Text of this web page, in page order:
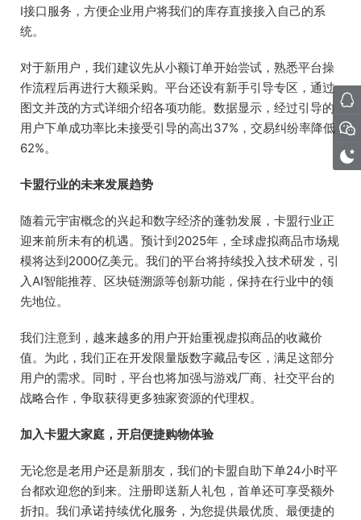
I接口服务，方便企业用户将我们的库存直接接入自己的系
统。
对于新用户，我们建议先从小额订单开始尝试，熟悉平台操
作流程后再进行大额采购。平台还设有新手引导专区，通过
图文并茂的方式详细介绍各项功能。数据显示，经过引导的
用户下单成功率比未接受引导的高出37%，交易纠纷率降低
62%。
卡盟行业的未来发展趋势
随着元宇宙概念的兴起和数字经济的蓬勃发展，卡盟行业正
迎来前所未有的机遇。预计到2025年，全球虚拟商品市场规
模将达到2000亿美元。我们的平台将持续投入技术研发，引
入AI智能推荐、区块链溯源等创新功能，保持在行业中的领
先地位。
我们注意到，越来越多的用户开始重视虚拟商品的收藏价
值。为此，我们正在开发限量版数字藏品专区，满足这部分
用户的需求。同时，平台也将加强与游戏厂商、社交平台的
战略合作，争取获得更多独家资源的代理权。
加入卡盟大家庭，开启便捷购物体验
无论您是老用户还是新朋友，我们的卡盟自助下单24小时平
台都欢迎您的到来。注册即送新人礼包，首单还可享受额外
折扣。我们承诺持续优化服务，为您提供最优质、最便捷的